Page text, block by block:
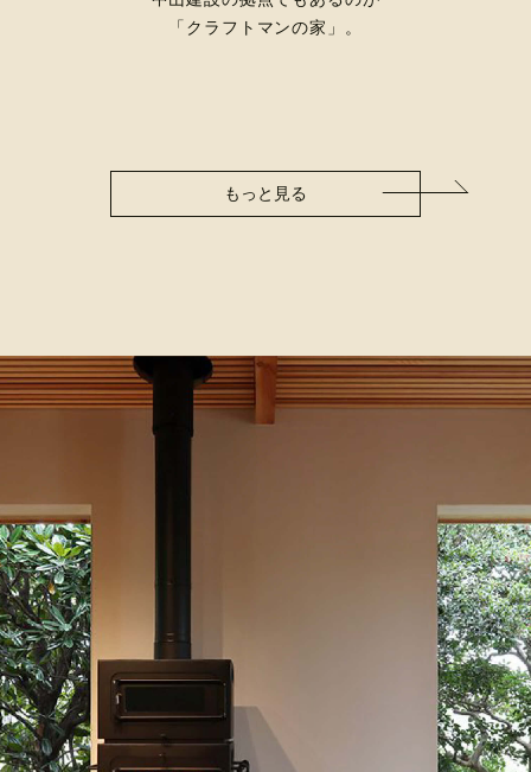
「クラフトマンの家」。
もっと見る